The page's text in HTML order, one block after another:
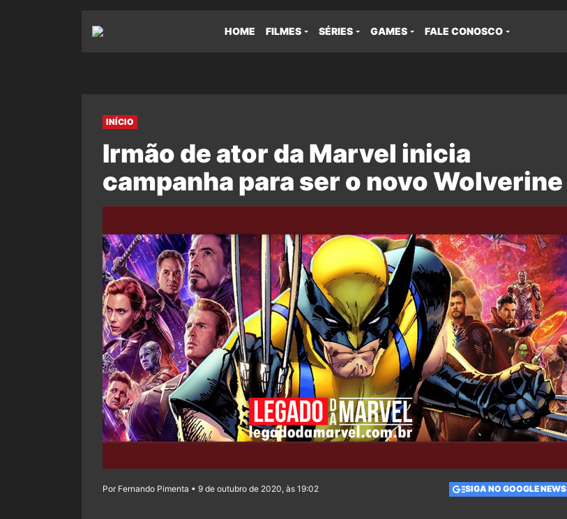
HOME FILMES SÉRIES GAMES FALE CONOSCO
INÍCIO
Irmão de ator da Marvel inicia
campanha para ser o novo Wolverine
Por Fernando Pimenta • 9 de outubro de 2020, às 19:02 SIGA NO GOOGLE NEWS